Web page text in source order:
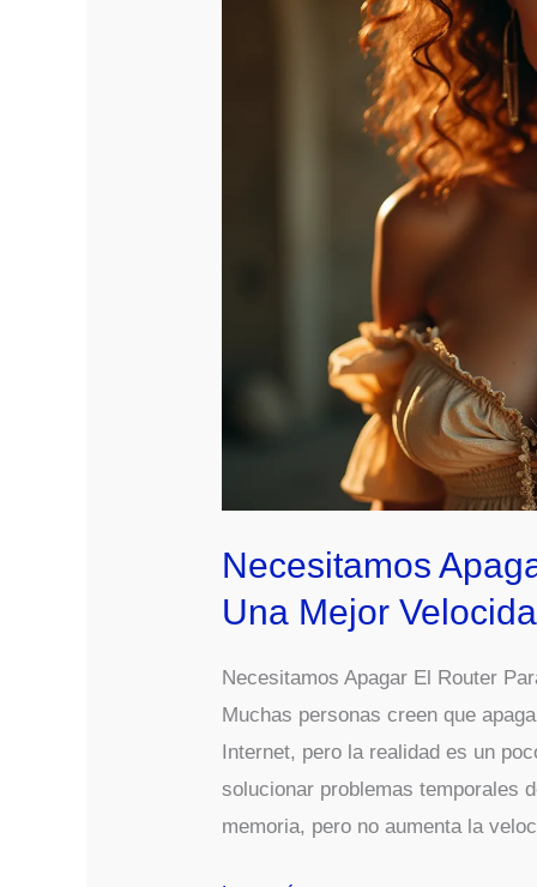
Necesitamos
Una Mejor
Necesitamos Apagar El Router
Muchas personas creen que
Internet, pero la realidad es un
solucionar problemas temporales
memoria, pero no aumenta la